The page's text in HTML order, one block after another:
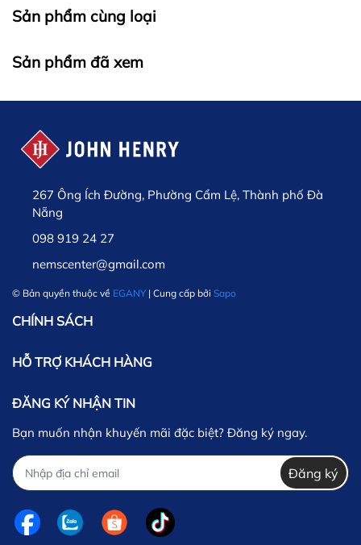
Sản phẩm cùng loại
Sản phẩm đã xem
267 Ông Ích Đường, Phường Cẩm Lệ, Thành phố Đà
Nẵng
098 919 24 27
nemscenter@gmail.com
© Bản quyền thuộc về EGANY | Cung cấp bởi Sapo
CHÍNH SÁCH
HỖ TRỢ KHÁCH HÀNG
ĐĂNG KÝ NHẬN TIN
Bạn muốn nhận khuyến mãi đặc biệt? Đăng ký ngay.
Đăng ký